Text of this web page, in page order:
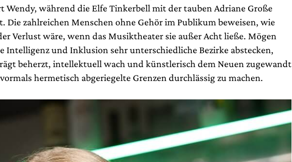
Wendy, während die Elfe Tinkerbell mit der tauben Adriane Große
Die zahlreichen Menschen ohne Gehör im Publikum beweisen, wie
Verlust wäre, wenn das Musiktheater sie außer Acht ließe. Mögen
Intelligenz und Inklusion sehr unterschiedliche Bezirke abstecken,
beherzt, intellektuell wach und künstlerisch dem Neuen zugewandt
hermetisch abgeriegelte Grenzen durchlässig zu machen.